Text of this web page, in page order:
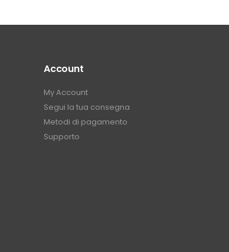
Account
My Account
Segui la tua consegna
Metodi di pagamento
Supporto